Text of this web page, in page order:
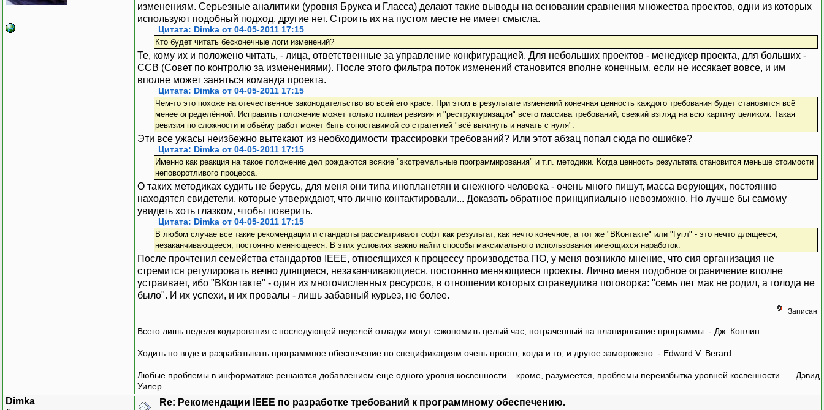
изменениям. Серьезные аналитики (уровня Брукса и Гласса) делают такие выводы на основании сравнения множества проектов, одни из которых
используют подобный подход, другие нет. Строить их на пустом месте не имеет смысла.
Цитата: Dimka от 04-05-2011 17:15
Кто будет читать бесконечные логи изменений?
Те, кому их и положено читать, - лица, ответственные за управление конфигурацией. Для небольших проектов - менеджер проекта, для больших -
CCB (Совет по контролю за изменениями). После этого фильтра поток изменений становится вполне конечным, если не иссякает вовсе, и им
вполне может заняться команда проекта.
Цитата: Dimka от 04-05-2011 17:15
Чем-то это похоже на отечественное законодательство во всей его красе. При этом в результате изменений конечная ценность каждого требования будет становится всё
менее определённой. Исправить положение может только полная ревизия и "реструктуризация" всего массива требований, свежий взгляд на всю картину целиком. Такая
ревизия по сложности и объёму работ может быть сопоставимой со стратегией "всё выкинуть и начать с нуля".
Эти все ужасы неизбежно вытекают из необходимости трассировки требований? Или этот абзац попал сюда по ошибке?
Цитата: Dimka от 04-05-2011 17:15
Именно как реакция на такое положение дел рождаются всякие "экстремальные программирования" и т.п. методики. Когда ценность результата становится меньше стоимости
неповоротливого процесса.
О таких методиках судить не берусь, для меня они типа инопланетян и снежного человека - очень много пишут, масса верующих, постоянно
находятся свидетели, которые утверждают, что лично контактировали... Доказать обратное принципиально невозможно. Но лучше бы самому
увидеть хоть глазком, чтобы поверить.
Цитата: Dimka от 04-05-2011 17:15
В любом случае все такие рекомендации и стандарты рассматривают софт как результат, как нечто конечное; а тот же "ВКонтакте" или "Гугл" - это нечто длящееся,
незаканчивающееся, постоянно меняющееся. В этих условиях важно найти способы максимального использования имеющихся наработок.
После прочтения семейства стандартов IEEE, относящихся к процессу производства ПО, у меня возникло мнение, что сия организация не
стремится регулировать вечно длящиеся, незаканчивающиеся, постоянно меняющиеся проекты. Лично меня подобное ограничение вполне
устраивает, ибо "ВКонтакте" - один из многочисленных ресурсов, в отношении которых справедлива поговорка: "семь лет мак не родил, а голода не
было". И их успехи, и их провалы - лишь забавный курьез, не более.
Записан
Всего лишь неделя кодирования с последующей неделей отладки могут сэкономить целый час, потраченный на планирование программы. - Дж. Коплин.
Ходить по воде и разрабатывать программное обеспечение по спецификациям очень просто, когда и то, и другое заморожено. - Edward V. Berard
Любые проблемы в информатике решаются добавлением еще одного уровня косвенности – кроме, разумеется, проблемы переизбытка уровней косвенности. — Дэвид
Уилер.
Dimka Re: Рекомендации IEEE по разработке требований к программному обеспечению.